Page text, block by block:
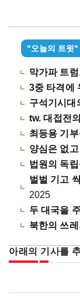
"오늘의 트윗"
막가파 트
3중 타격에
구석기시대
tw. 대접전
최등용 기
양심은 없
법원의 독
벌벌 기고
2025
두 대국을
북한의 쓰
아래의 기사를